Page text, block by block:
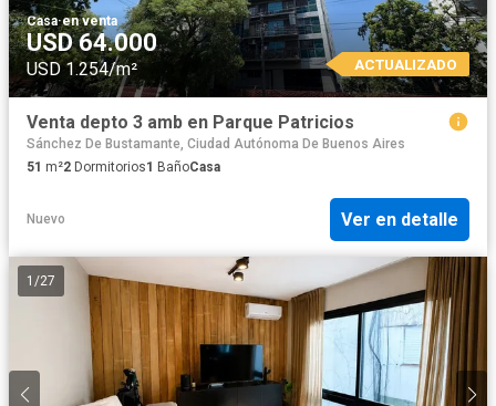
Casa·en venta
USD 64.000
USD 1.254/m² ACTUALIZADO
Venta depto 3 amb en Parque Patricios
Sánchez De Bustamante, Ciudad Autónoma De Buenos Aires
51 m²2 Dormitorios1 BañoCasa
Nuevo Ver en detalle
1 /27